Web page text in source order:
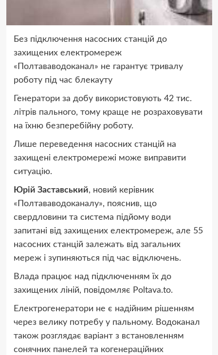
Без підключення насосних станцій до
захищених електромереж
«Полтававодоканал» не гарантує тривалу
роботу під час блекауту
Генератори за добу використовують 42 тис.
літрів пального, тому краще не розраховувати
на їхню безперебійну роботу.
Лише переведення насосних станцій на
захищені електромережі може виправити
ситуацію.
Юрій Заставський, новий керівник
«Полтававодоканалу», пояснив, що
свердловини та система підйому води
запитані від захищених електромереж, але 55
насосних станцій залежать від загальних
мереж і зупиняються під час відключень.
Влада працює над підключенням їх до
захищених ліній, повідомляє Рoltava.to.
Електрогенератори не є надійним рішенням
через велику потребу у пальному. Водоканал
також розглядає варіант з встановленням
сонячних панелей та когенераційних